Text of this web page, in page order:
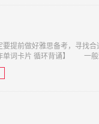
提前做好雅思备考，寻找
词卡片 循环背诵】 一般